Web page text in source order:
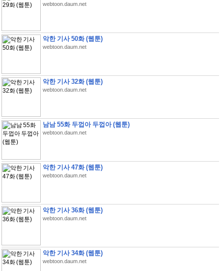
webtoon.daum.net
악한 기사 50화 (웹툰)
webtoon.daum.net
악한 기사 32화 (웹툰)
webtoon.daum.net
남남 55화 두껍아 두껍아 (웹툰)
webtoon.daum.net
악한 기사 47화 (웹툰)
webtoon.daum.net
악한 기사 36화 (웹툰)
webtoon.daum.net
악한 기사 34화 (웹툰)
webtoon.daum.net